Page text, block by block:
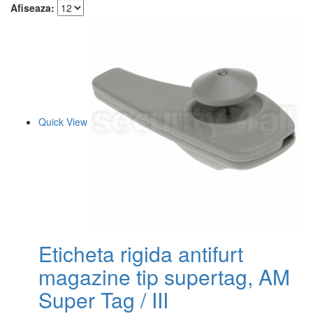
Afiseaza:
Quick View
Eticheta rigida antifurt
magazine tip supertag, AM
Super Tag / III